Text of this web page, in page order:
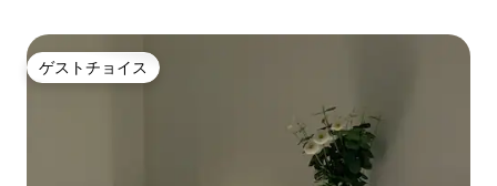
ゲストチョイス
ゲストチョイス